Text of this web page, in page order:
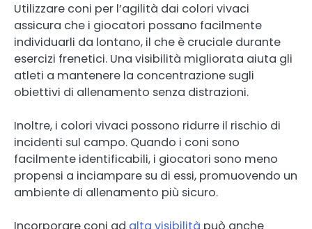
Utilizzare coni per l’agilità dai colori vivaci
assicura che i giocatori possano facilmente
individuarli da lontano, il che è cruciale durante
esercizi frenetici. Una visibilità migliorata aiuta gli
atleti a mantenere la concentrazione sugli
obiettivi di allenamento senza distrazioni.
Inoltre, i colori vivaci possono ridurre il rischio di
incidenti sul campo. Quando i coni sono
facilmente identificabili, i giocatori sono meno
propensi a inciampare su di essi, promuovendo un
ambiente di allenamento più sicuro.